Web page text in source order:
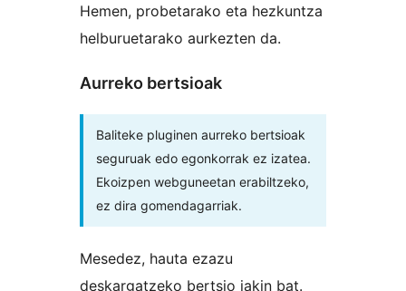
Hemen, probetarako eta hezkuntza
helburuetarako aurkezten da.
Aurreko bertsioak
Baliteke pluginen aurreko bertsioak
seguruak edo egonkorrak ez izatea.
Ekoizpen webguneetan erabiltzeko,
ez dira gomendagarriak.
Mesedez, hauta ezazu
deskargatzeko bertsio jakin bat.